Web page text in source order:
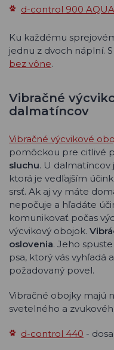
d-control 900
Ku každému
jednu z dvoch náplní.
bez vône.
Vibračné
dalmatíncov
Vibračné výcvikové
pomôckou pre citlivé
sluchu. U dalmatíncov
ktorá je vedľajším
srsť. Ak aj vy máte
nepočuje a hľadáte
komunikovať počas
výcvikový obojok.
oslovenia. Jeho
psa, ktorý vás vyhľadá
požadovaný povel.
Vibračné obojky majú
svetelného a
d-control 440 -